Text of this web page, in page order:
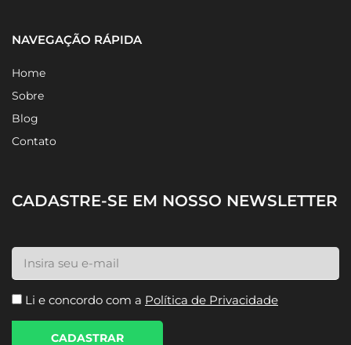
NAVEGAÇÃO RÁPIDA
Home
Sobre
Blog
Contato
CADASTRE-SE EM NOSSO NEWSLETTER
Li e concordo com a Política de Privacidade
CADASTRAR